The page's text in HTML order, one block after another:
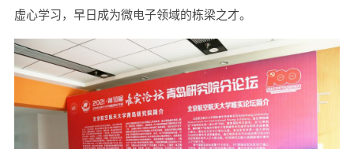
虚心学习，早日成为微电子领域的栋梁之才。